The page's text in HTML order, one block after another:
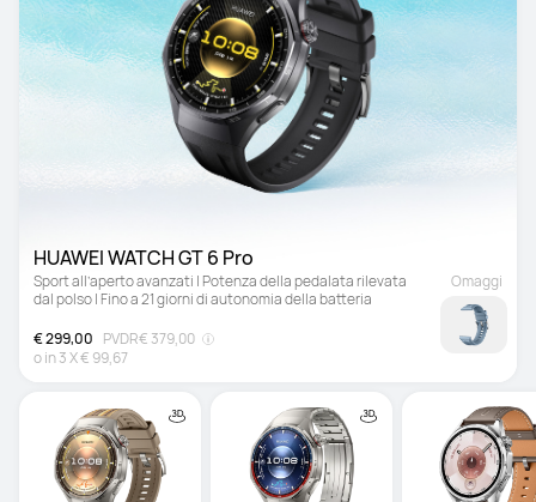
Sport all’aperto avanzati | Potenza della pedalata rilevata
dal polso | Fino a 21 giorni di autonomia della batteria
€ 299,00 PVDR€ 379,00
o in3X€ 99,67
Omaggi